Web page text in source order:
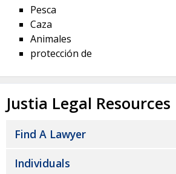
Pesca
Caza
Animales
protección de
Justia Legal Resources
Find A Lawyer
Individuals